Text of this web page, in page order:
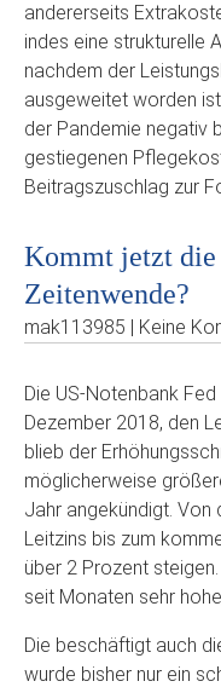
andererseits
indes eine strukturelle
nachdem der
ausgeweitet worden
der Pandemie negativ
gestiegenen
Beitragszuschlag zur
Kommt jetzt
Zeitenwende?
mak113985 | Keine
Die US-Notenbank
Dezember 2018, den
blieb der
möglicherweise
Jahr angekündigt.
Leitzins bis zum
über 2 Prozent
seit Monaten sehr
Die beschäftigt auch
wurde bisher nur ein